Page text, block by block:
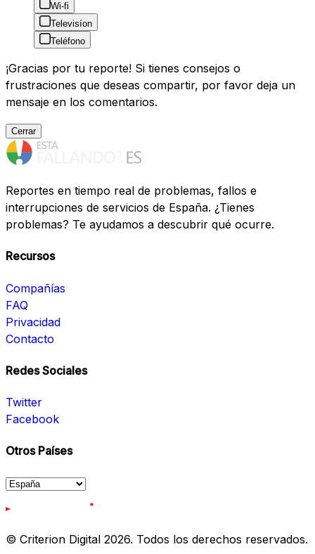
Wi-fi
Televisíon
Teléfono
¡Gracias por tu reporte! Si tienes consejos o
frustraciones que deseas compartir, por favor deja un
mensaje en los comentarios.
Cerrar
Reportes en tiempo real de problemas, fallos e
interrupciones de servicios de España. ¿Tienes
problemas? Te ayudamos a descubrir qué ocurre.
Recursos
Compañías
FAQ
Privacidad
Contacto
Redes Sociales
Twitter
Facebook
Otros Países
© Criterion Digital 2026. Todos los derechos reservados.